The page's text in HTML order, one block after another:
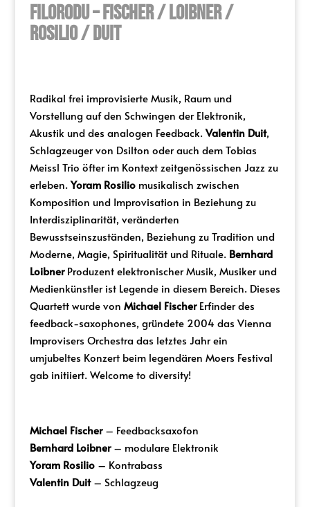
FILORODU – FISCHER / LOIBNER /
ROSILIO / DUIT
Radikal frei improvisierte Musik, Raum und
Vorstellung auf den Schwingen der Elektronik,
Akustik und des analogen Feedback.Valentin Duit,
Schlagzeuger von Dsilton oder auch dem Tobias
Meissl Trio öfter im Kontext zeitgenössischen Jazz zu
erleben.Yoram Rosiliomusikalisch zwischen
Komposition und Improvisation in Beziehung zu
Interdisziplinarität, veränderten
Bewusstseinszuständen, Beziehung zu Tradition und
Moderne, Magie, Spiritualität und Rituale. Bernhard
LoibnerProduzent elektronischer Musik, Musiker und
Medienkünstler ist Legende in diesem Bereich. Dieses
Quartett wurde von Michael FischerErfinder des
feedback-saxophones, gründete 2004 das Vienna
Improvisers Orchestra das letztes Jahr ein
umjubeltes Konzert beim legendären Moers Festival
gab initiiert. Welcome to diversity!
Michael Fischer– Feedbacksaxofon
Bernhard Loibner– modulare Elektronik
Yoram Rosilio– Kontrabass
Valentin Duit– Schlagzeug